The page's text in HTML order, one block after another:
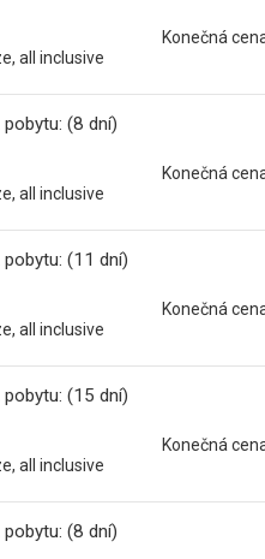
all inclusive
Konečná
pobytu: (8 dní)
all inclusive
Konečná
pobytu: (11 dní)
all inclusive
Konečná
pobytu: (15 dní)
all inclusive
Konečná
pobytu: (8 dní)